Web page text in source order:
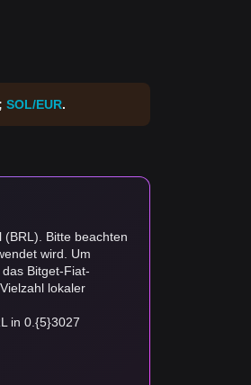
; SOL/EUR.
Bitte beachten
wird. Um
Bitget-Fiat-
lokaler
in 0.{5}3027